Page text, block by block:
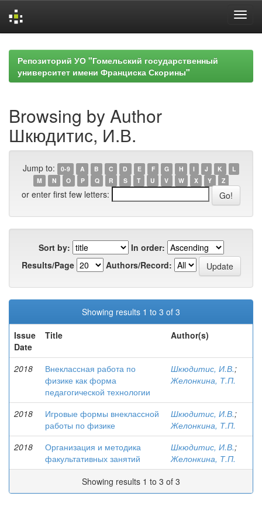
navigationРепозиторий УО "Гомельский государственный
университет имени Франциска Скорины"
Browsing by Author
Шкюдитис, И.В.
Jump to: 0-9 A B C D E F G H I J K
L
M
N O P Q R S T U V W X Y Z
or enter first few letters:
Sort by:
In order:
Results/Page
Authors/Record:
Showing results 1 to 3 of 3
Issue
Date
Title Author(s)
2018
Внеклассная работа по
физике как форма
педагогической технологии
Шкюдитис, И.В.;
Желонкина, Т.П.
2018
Игровые формы внеклассной
работы по физике
Шкюдитис, И.В.;
Желонкина, Т.П.
2018
Организация и методика
факультативных занятий
Шкюдитис, И.В.;
Желонкина, Т.П.
Showing results 1 to 3 of 3